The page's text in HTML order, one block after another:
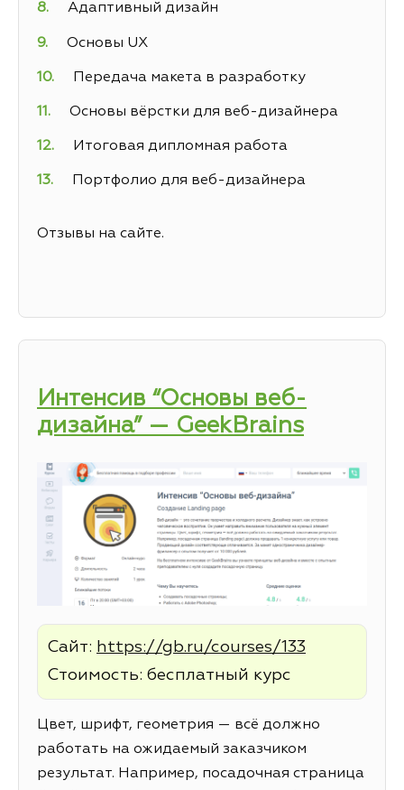
Адаптивный дизайн
Основы UX
Передача макета в разработку
Основы вёрстки для веб-дизайнера
Итоговая дипломная работа
Портфолио для веб-дизайнера
Отзывы на сайте.
Интенсив “Основы веб-
дизайна” — GeekBrains
Сайт: https://gb.ru/courses/133
Стоимость: бесплатный курс
Цвет, шрифт, геометрия — всё должно
работать на ожидаемый заказчиком
результат. Например, посадочная страница